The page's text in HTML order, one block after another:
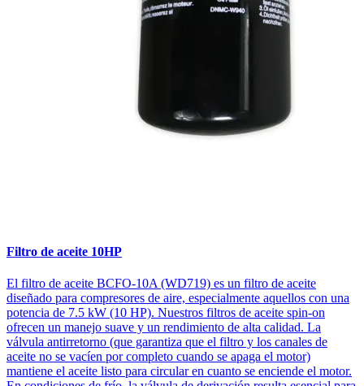
Filtro de aceite 10HP
El filtro de aceite BCFO-10A (WD719) es un filtro de aceite
diseñado para compresores de aire, especialmente aquellos con una
potencia de 7.5 kW (10 HP). Nuestros filtros de aceite spin-on
ofrecen un manejo suave y un rendimiento de alta calidad. La
válvula antirretorno (que garantiza que el filtro y los canales de
aceite no se vacíen por completo cuando se apaga el motor)
mantiene el aceite listo para circular en cuanto se enciende el motor.